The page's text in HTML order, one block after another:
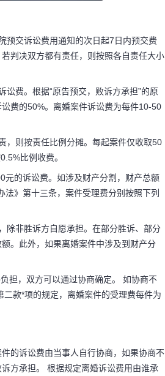
预交诉讼费用通知的次日起7日内预交费
判决双方都有责任，则按照各自责任大小
费。根据“原告预交，败诉方承担”的原
费的50%。离婚案件诉讼费为每件10-50
，则按责任比例分摊。每起案件仅收取50
比例收费。
元的诉讼费。如涉及财产分割，财产总额
》第十三条，案件受理费分别按照下列
除非胜诉方自愿承担。在部分胜诉、部分
。此外，如果离婚案件中涉及到财产分
担，双方可以通过协商确定。 如协商不
款*项的规定，离婚案件的受理费每件为
的诉讼费由当事人自行协商，如果协商不
方承担。 根据规定离婚诉讼费用由谁承